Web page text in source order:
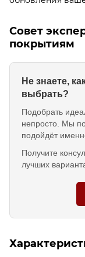
Совет
покрытиям
Не знаете,
выбрать?
Подобрать
непросто. Мы
подойдёт
Получите
лучших